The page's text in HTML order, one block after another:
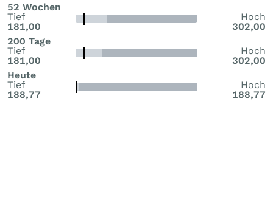
52 Wochen
Tief
181,00
Hoch
302,00
200 Tage
Tief
181,00
Hoch
302,00
Heute
Tief
188,77
Hoch
188,77